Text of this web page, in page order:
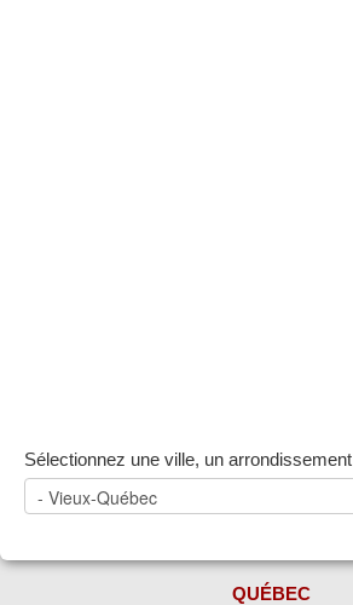
Sélectionnez une ville, un
QUÉBEC